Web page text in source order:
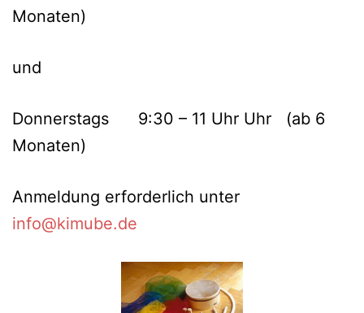
Monaten)
und
Donnerstags 9:30 – 11 Uhr Uhr (ab 6
Monaten)
Anmeldung erforderlich unter
info@kimube.de